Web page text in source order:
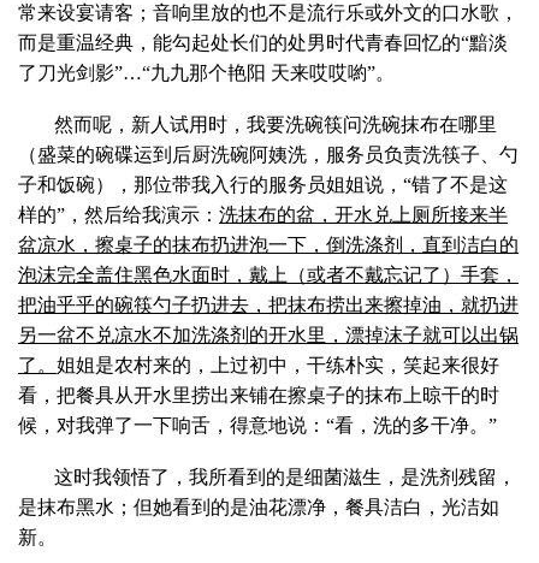
常来设宴请客；音响里放的也不是流行乐或外文的口水歌，
而是重温经典，能勾起处长们的处男时代青春回忆的“黯淡
了刀光剑影”…“九九那个艳阳 天来哎哎喲”。
然而呢，新人试用时，我要洗碗筷问洗碗抹布在哪里
（盛菜的碗碟运到后厨洗碗阿姨洗，服务员负责洗筷子、勺
子和饭碗），那位带我入行的服务员姐姐说，“错了不是这
样的”，然后给我演示： 洗抹布的盆，开水兑上厕所接来半
盆凉水，擦桌子的抹布扔进泡一下，倒洗涤剂，直到洁白的
泡沫完全盖住黑色水面时，戴上（或者不戴忘记了）手套，
把油乎乎的碗筷勺子扔进去，把抹布捞出来擦掉油，就扔进
另一盆不兑凉水不加洗涤剂的开水里，漂掉沫子就可以出锅
了。 姐姐是农村来的，上过初中，干练朴实，笑起来很好
看，把餐具从开水里捞出来铺在擦桌子的抹布上晾干的时
候，对我弹了一下响舌，得意地说：“看，洗的多干净。”
这时我领悟了，我所看到的是细菌滋生，是洗剂残留，
是抹布黑水；但她看到的是油花漂净，餐具洁白，光洁如
新。